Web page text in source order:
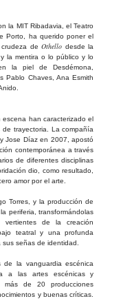
la MIT Ribadavia, el Teatro
Porto, ha querido poner el
crudeza deOthello desde la
la mentira o lo público y lo
la piel de Desdémona,
Pablo Chaves, Ana Esmith
han caracterizado el
trayectoria. La compañía
Jose Díaz en 2007, apostó
contemporánea a través
de diferentes disciplinas
dio, como resultado,
amor por el arte.
Torres, y la producción de
periferia, transformándolas
de la creación
teatral y una profunda
señas de identidad.
la vanguardia escénica
a las artes escénicas y
de 20 producciones
y buenas críticas.